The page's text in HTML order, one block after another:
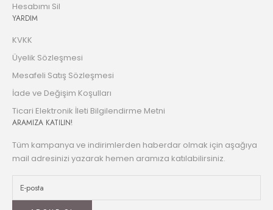
Hesabımı Sil
YARDIM
KVKK
Üyelik Sözleşmesi
Mesafeli Satış Sözleşmesi
İade ve Değişim Koşulları
Ticari Elektronik İleti Bilgilendirme Metni
ARAMIZA KATILIN!
Tüm kampanya ve indirimlerden haberdar olmak için aşağıya
mail adresinizi yazarak hemen aramıza katılabilirsiniz.